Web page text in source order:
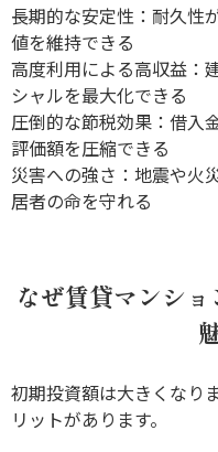
長期的な安定性：耐久性
値を維持できる
高度利用による高収益：
シャルを最大化できる
圧倒的な節税効果：借入
評価額を圧縮できる
災害への強さ：地震や火
居者の命を守れる
なぜ賃貸マンシ
初期投資額は大きくなり
リットがあります。